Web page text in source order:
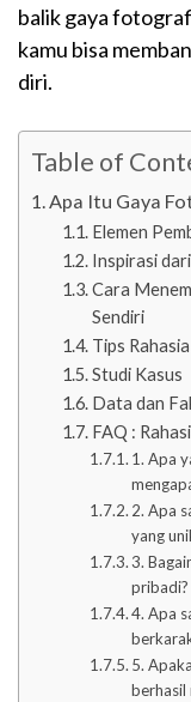
balik gaya
kamu bisa
diri.
Table of
Apa Itu Gaya
Elemen
Inspirasi
Cara
Sendiri
Tips
Studi Kasus
Data dan
FAQ :
1. Apa
2. Apa
yang
3.
pribadi?
4. Apa
5.
berhasil